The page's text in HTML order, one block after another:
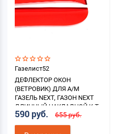
Газелист52
ДЕФЛЕКТОР ОКОН
(ВЕТРОВИК) ДЛЯ А/М
ГАЗЕЛЬ NEXT, ГАЗОН NEXT
ДЛИННЫЙ НАКЛАДНОЙ К-Т
2ШТ. (КРАСНЫЙ)
590 руб. 655 руб.